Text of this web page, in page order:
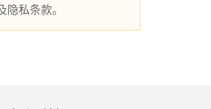
私条款。